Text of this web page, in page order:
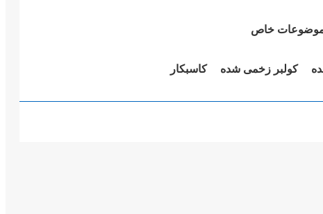
خاص
کولبر زخمی شدە
کاسبکار